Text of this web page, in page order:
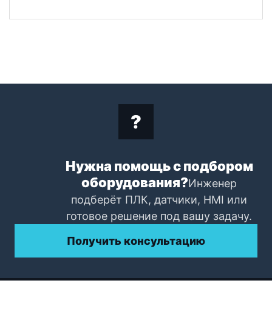
Нужна помощь с подбором
оборудования?Инженер
подберёт ПЛК, датчики, HMI или
готовое решение под вашу задачу.
Получить консультацию